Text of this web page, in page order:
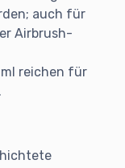
auch für
Airbrush-
ml reichen für